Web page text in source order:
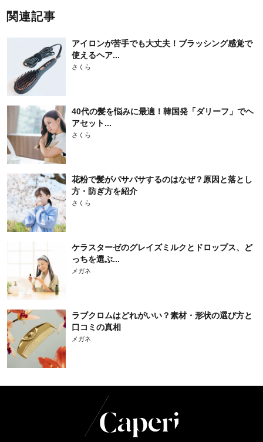
関連記事
アイロンが苦手でも大丈夫！ブラッシング感覚で
使えるヘア...
さくら
40代の髪を悩みに最適！韓国発「ダリーフ」でヘ
アセット...
さくら
花粉で髪がパサパサするのはなぜ？原因と落とし
方・防ぎ方を紹介
さくら
ケラスターゼのグレイズミルクとドロップス、ど
っちを選ぶ...
メガネ
ラブクロムはどれがいい？素材・形状の選び方と
口コミの真相
メガネ